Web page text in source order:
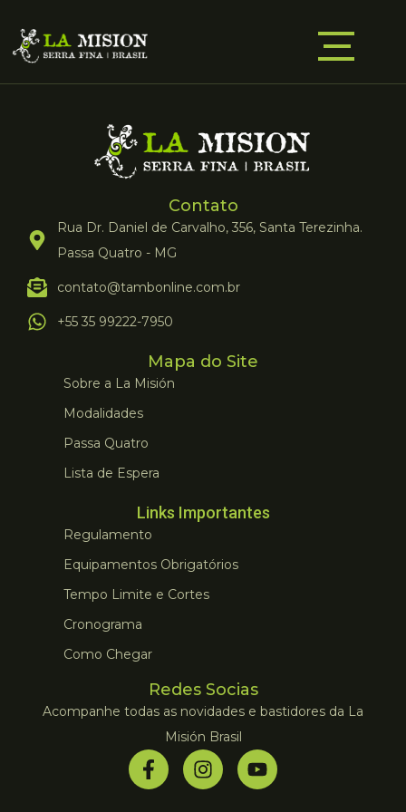
Contato
Rua Dr. Daniel de Carvalho, 356, Santa Terezinha.
Passa Quatro - MG
contato@tambonline.com.br
+55 35 99222-7950
Mapa do Site
Sobre a La Misión
Modalidades
Passa Quatro
Lista de Espera
Links Importantes
Regulamento
Equipamentos Obrigatórios
Tempo Limite e Cortes
Cronograma
Como Chegar
Redes Socias
Acompanhe todas as novidades e bastidores da La
Misión Brasil